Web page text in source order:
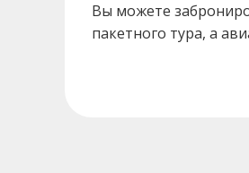
Вы можете
пакетного тура, а